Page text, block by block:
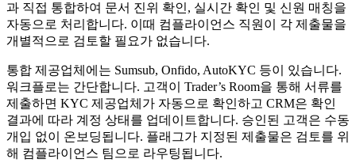
과 직접 통합하여 문서 진위 확인, 실시간 확인 및 신원 매칭을
자동으로 처리합니다. 이때 컴플라이언스 직원이 각 제출물을
개별적으로 검토할 필요가 없습니다.
통합 제공업체에는 Sumsub, Onfido, AutoKYC 등이 있습니다.
워크플로는 간단합니다. 고객이 Trader’s Room을 통해 서류를
제출하면 KYC 제공업체가 자동으로 확인하고 CRM은 확인
결과에 따라 계정 상태를 업데이트합니다. 승인된 고객은 수동
개입 없이 온보딩됩니다. 플래그가 지정된 제출물은 검토를 위
해 컴플라이언스 팀으로 라우팅됩니다.